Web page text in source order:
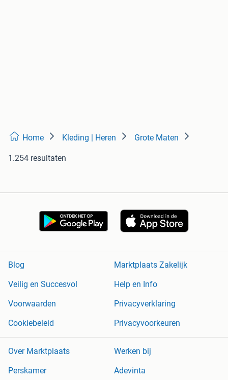
Home Kleding | Heren Grote Maten
1.254 resultaten
Blog
Marktplaats Zakelijk
Veilig en Succesvol
Help en Info
Voorwaarden
Privacyverklaring
Cookiebeleid
Privacyvoorkeuren
Over Marktplaats
Werken bij
Perskamer
Adevinta